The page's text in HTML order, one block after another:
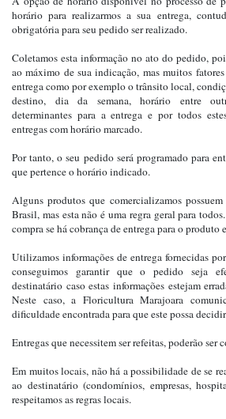
horário para realizarmos a sua entrega,
obrigatória para seu pedido ser realizado.
Coletamos esta informação no ato do pedido,
ao máximo de sua indicação, mas muitos
entrega como por exemplo o trânsito local,
destino, dia da semana, horário entre
determinantes para a entrega e por todos
entregas com horário marcado.
Por tanto, o seu pedido será programado para
que pertence o horário indicado.
Alguns produtos que comercializamos
Brasil, mas esta não é uma regra geral para
compra se há cobrança de entrega para o produto
Utilizamos informações de entrega fornecidas
conseguimos garantir que o pedido seja
destinatário caso estas informações estejam
Neste caso, a Floricultura Marajoara
dificuldade encontrada para que este possa
Entregas que necessitem ser refeitas, poderão ser
Em muitos locais, não há a possibilidade de se
ao destinatário (condomínios, empresas,
respeitamos as regras locais.